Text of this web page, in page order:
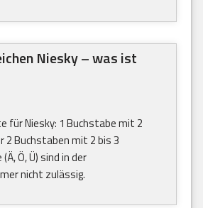
Niesky – was ist
für Niesky: 1 Buchstabe mit 2
2 Buchstaben mit 2 bis 3
Ö, Ü) sind in der
nicht zulässig.